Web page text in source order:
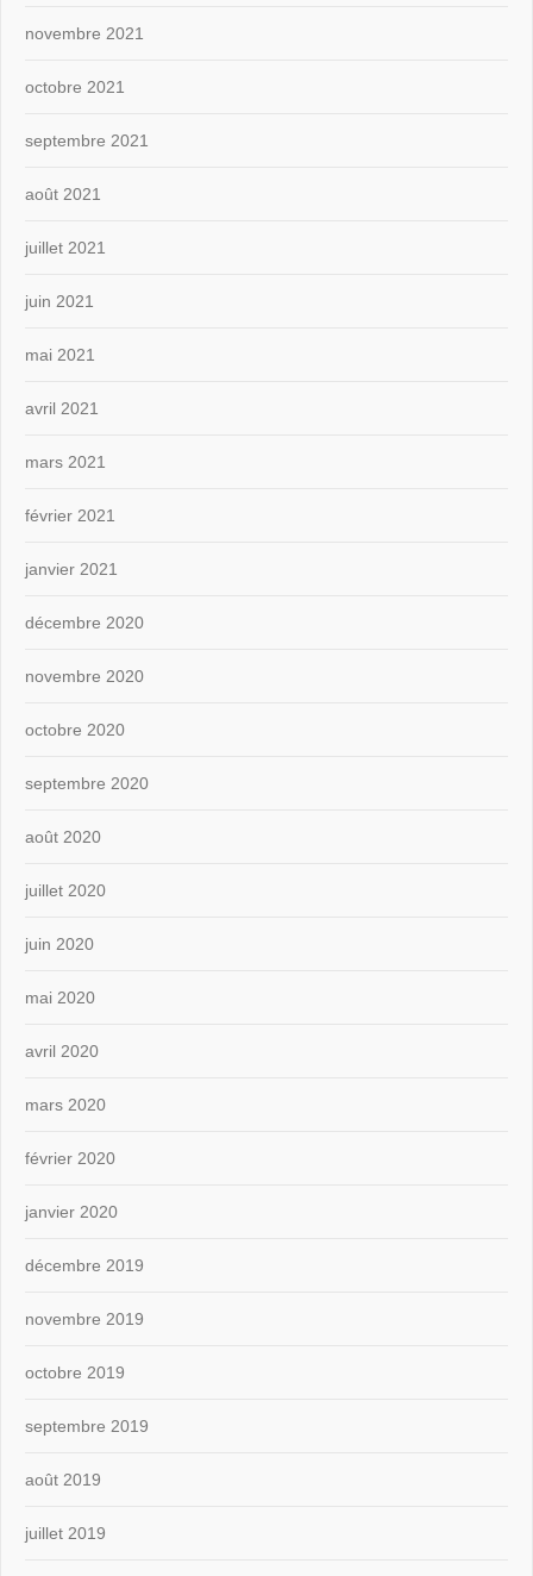
novembre 2021
octobre 2021
septembre 2021
août 2021
juillet 2021
juin 2021
mai 2021
avril 2021
mars 2021
février 2021
janvier 2021
décembre 2020
novembre 2020
octobre 2020
septembre 2020
août 2020
juillet 2020
juin 2020
mai 2020
avril 2020
mars 2020
février 2020
janvier 2020
décembre 2019
novembre 2019
octobre 2019
septembre 2019
août 2019
juillet 2019